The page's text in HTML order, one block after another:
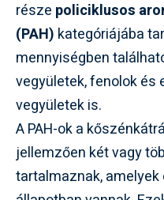
része policiklusos
(PAH) kategóriájába
mennyiségben
vegyületek, fenolok és
vegyületek is.
A PAH-ok a
jellemzően két vagy
tartalmaznak,